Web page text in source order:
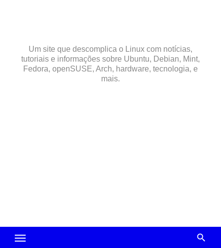
Um site que descomplica o Linux com notícias,
tutoriais e informações sobre Ubuntu, Debian, Mint,
Fedora, openSUSE, Arch, hardware, tecnologia, e
mais.